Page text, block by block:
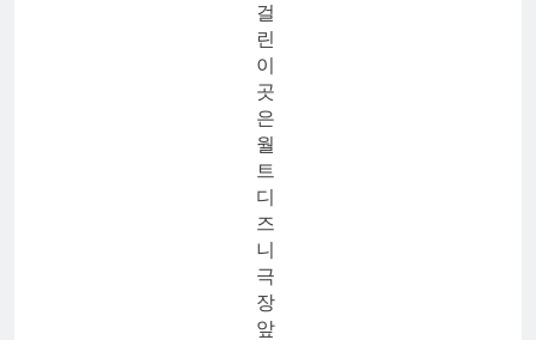
걸
린
이
곳
은
월
트
디
즈
니
극
장
앞